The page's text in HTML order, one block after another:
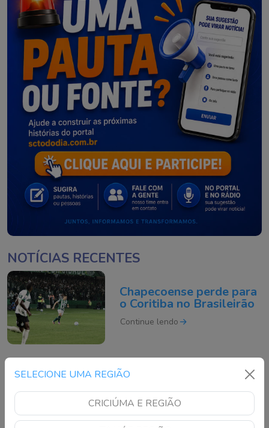
SELECIONE UMA REGIÃO
CRICIÚMA E REGIÃO
NOTÍCIAS RECENTES
Chapecoense perde para
o Coritiba no Brasileirão
Continue lendo
Frente fria mantém
temporais em SC neste
domingo
Continue lendo